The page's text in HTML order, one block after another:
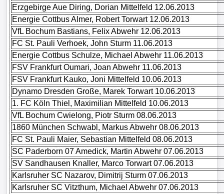
Erzgebirge Aue Diring, Dorian Mittelfeld 12.06.2013
Energie Cottbus Almer, Robert Torwart 12.06.2013
VfL Bochum Bastians, Felix Abwehr 12.06.2013
FC St. Pauli Verhoek, John Sturm 11.06.2013
Energie Cottbus Schulze, Michael Abwehr 11.06.2013
FSV Frankfurt Oumari, Joan Abwehr 11.06.2013
FSV Frankfurt Kauko, Joni Mittelfeld 10.06.2013
Dynamo Dresden Große, Marek Torwart 10.06.2013
1. FC Köln Thiel, Maximilian Mittelfeld 10.06.2013
VfL Bochum Cwielong, Piotr Sturm 08.06.2013
1860 München Schwabl, Markus Abwehr 08.06.2013
FC St. Pauli Maier, Sebastian Mittelfeld 08.06.2013
SC Paderborn 07 Amedick, Martin Abwehr 07.06.2013
SV Sandhausen Knaller, Marco Torwart 07.06.2013
Karlsruher SC Nazarov, Dimitrij Sturm 07.06.2013
Karlsruher SC Vitzthum, Michael Abwehr 07.06.2013